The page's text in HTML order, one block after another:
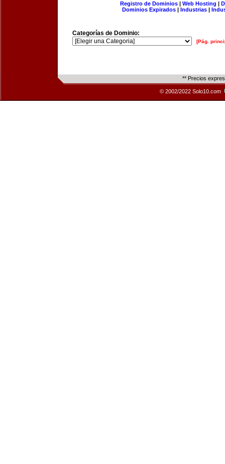
Registro de Dominios| Web Hosting |
Dominios Expirados | Industrias |
Categorías de Dominio:
[Pág.
** Precios
© 2002/2022 Solo10.com